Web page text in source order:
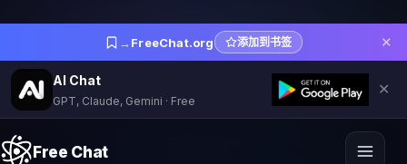
→ FreeChat.org 添加到书签 ✕
AI Chat
GPT, Claude, Gemini · Free
✕
Free Chat